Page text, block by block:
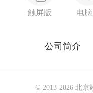
触屏版 电
公司简介
© 2013-2026 北京